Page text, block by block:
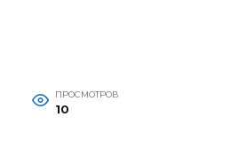
ПРОСМОТРОВ
10